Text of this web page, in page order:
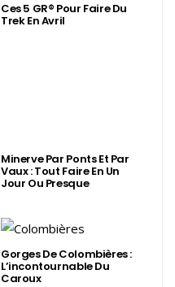
Ces 5 GR® Pour Faire Du
Trek En Avril
Minerve Par Ponts Et Par
Vaux : Tout Faire En Un
Jour Ou Presque
Gorges De Colombières :
L’incontournable Du
Caroux